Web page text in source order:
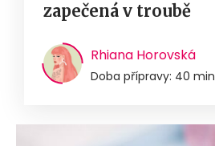
zapečená v troubě
Rhiana Horovská
Doba přípravy: 40 min